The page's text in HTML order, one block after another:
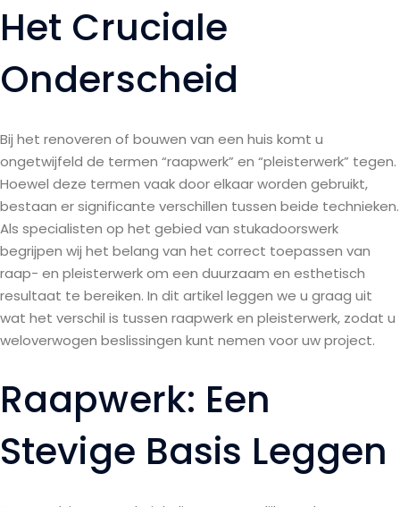
Het Cruciale
Onderscheid
Bij het renoveren of bouwen van een huis komt u
ongetwijfeld de termen “raapwerk” en “pleisterwerk” tegen.
Hoewel deze termen vaak door elkaar worden gebruikt,
bestaan er significante verschillen tussen beide technieken.
Als specialisten op het gebied van stukadoorswerk
begrijpen wij het belang van het correct toepassen van
raap- en pleisterwerk om een duurzaam en esthetisch
resultaat te bereiken. In dit artikel leggen we u graag uit
wat het verschil is tussen raapwerk en pleisterwerk, zodat u
weloverwogen beslissingen kunt nemen voor uw project.
Raapwerk: Een
Stevige Basis Leggen